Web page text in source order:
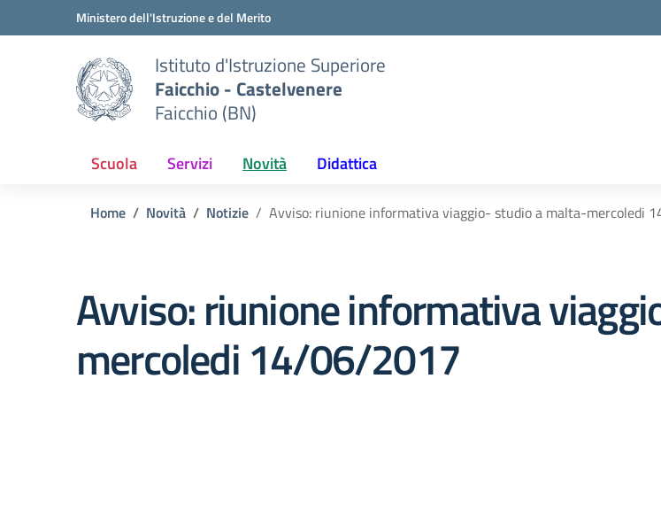
Vai ai contenuti
Vai al menu di navigazioneMinistero dell'Istruzione e del Merito
Istituto d'Istruzione Superiore
Faicchio - Castelvenere
Faicchio (BN)
Scuola Servizi Novità Didattica
Home Novità Notizie Avviso: riunione informativa viaggio- studio a malta-mercoledi
Avviso: riunione informativa
mercoledi 14/06/2017